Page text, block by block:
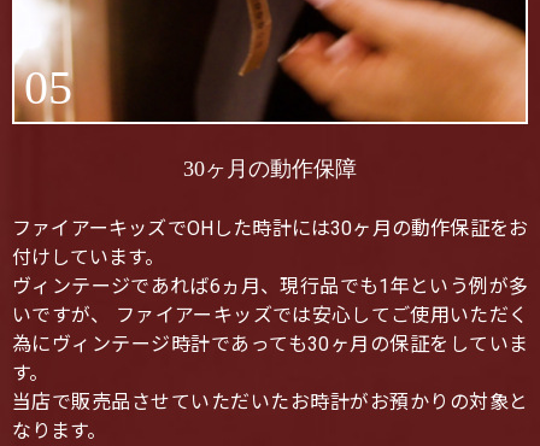
05
30ヶ月の動作保障
ファイアーキッズでOHした時計には30ヶ月の動作保証をお
付けしています。
ヴィンテージであれば6ヵ月、現行品でも1年という例が多
いですが、 ファイアーキッズでは安心してご使用いただく
為にヴィンテージ時計であっても30ヶ月の保証をしていま
す。
当店で販売品させていただいたお時計がお預かりの対象と
なります。